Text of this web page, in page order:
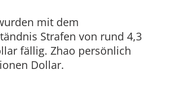
mit dem
Strafen von rund 4,3
fällig. Zhao persönlich
Dollar.